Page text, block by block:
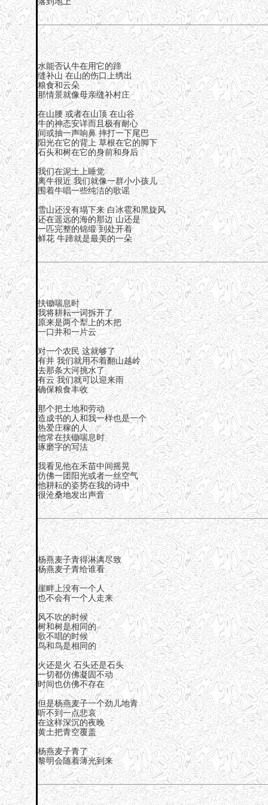
水能否认牛在用它的蹄
缝补山 在山的伤口上绣出
粮食和云朵
那情景就像母亲缝补村庄
在山腰 或者在山顶 在山谷
牛的神态安详而且极有耐心
间或抽一声响鼻 摔打一下尾巴
阳光在它的背上 草根在它的脚下
石头和树在它的身前和身后
我们在泥土上睡觉
离牛很近 我们就像一群小小孩儿
围着牛唱一些纯洁的歌谣
雪山还没有塌下来 白冰雹和黑旋风
还在遥远的海的那边 山还是
一匹完整的锦缎 到处开着
鲜花 牛蹄就是最美的一朵
扶锄喘息时
我将耕耘一词拆开了
原来是两个犁上的木把
一口井和一片云
对一个农民 这就够了
有井 我们就用不着翻山越岭
去那条大河挑水了
有云 我们就可以迎来雨
确保粮食丰收
那个把土地和劳动
造成书的人和我一样也是一个
热爱庄稼的人
他常在扶锄喘息时
琢磨字的写法
我看见他在禾苗中间摇晃
仿佛一团阳光或者一丝空气
他耕耘的姿势在我的诗中
很沧桑地发出声音
杨燕麦子青得淋漓尽致
杨燕麦子青给谁看
崖畔上没有一个人
也不会有一个人走来
风不吹的时候
树和树是相同的
歌不唱的时候
鸟和鸟是相同的
火还是火 石头还是石头
一切都仿佛凝固不动
时间也仿佛不存在
但是杨燕麦子一个劲儿地青
听不到一点悲哀
在这样深沉的夜晚
黄土把青空覆盖
杨燕麦子青了
黎明会随着薄光到来